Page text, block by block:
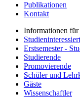
Publikationen
Kontakt
Informationen für
Erstsemester -
Studierende
Promovierende
Schüler und
Gäste
Wissenschaftler